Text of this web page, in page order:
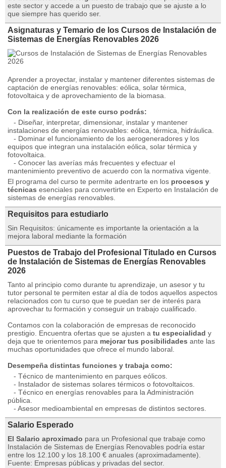
este sector y accede a un puesto de trabajo que se ajuste a lo
que siempre has querido ser.
Asignaturas y Temario de los Cursos de Instalación de
Sistemas de Energías Renovables 2026
Aprender a proyectar, instalar y mantener diferentes sistemas de
captación de energías renovables: eólica, solar térmica,
fotovoltaica y de aprovechamiento de la biomasa.
Con la realización de este curso podrás:
- Diseñar, interpretar, dimensionar, instalar y mantener
instalaciones de energías renovables: eólica, térmica, hidráulica.
- Dominar el funcionamiento de los aerogeneradores y los
equipos que integran una instalación eólica, solar térmica y
fotovoltaica.
- Conocer las averías más frecuentes y efectuar el
mantenimiento preventivo de acuerdo con la normativa vigente.
El programa del curso te permite adentrarte en los procesos y
técnicas esenciales para convertirte en Experto en Instalación de
sistemas de energías renovables.
Requisitos para estudiarlo
Sin Requisitos: únicamente es importante la orientación a la
mejora laboral mediante la formación
Puestos de Trabajo del Profesional Titulado en Cursos
de Instalación de Sistemas de Energías Renovables
2026
Tanto al principio como durante tu aprendizaje, un asesor y tu
tutor personal te permiten estar al día de todos aquellos aspectos
relacionados con tu curso que te puedan ser de interés para
aprovechar tu formación y conseguir un trabajo cualificado.
Contamos con la colaboración de empresas de reconocido
prestigio. Encuentra ofertas que se ajusten a tu especialidad y
deja que te orientemos para mejorar tus posibilidades ante las
muchas oportunidades que ofrece el mundo laboral.
Desempeña distintas funciones y trabaja como:
- Técnico de mantenimiento en parques eólicos.
- Instalador de sistemas solares térmicos o fotovoltaicos.
- Técnico en energías renovables para la Administración
pública.
- Asesor medioambiental en empresas de distintos sectores.
Salario Esperado
El Salario aproximado para un Profesional que trabaje como
Instalación de Sistemas de Energías Renovables podría estar
entre los 12.100 y los 18.100 € anuales (aproximadamente).
Fuente: Empresas públicas y privadas del sector.